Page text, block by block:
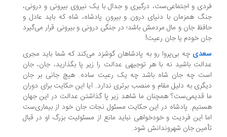
و اجتماعی‌ست، درگیری و جدال با یک نیروی بیرونی و درونی،
همزمان با دنیای درون و بیرونِ پادشاه، شاه که باید عادل و
جان و مال مردمش باشد؛ در جنگی درونی و بیرونی قرار می‌گیرد
خودم یا جان رعیت!
چه بی‌پروا رو به پادشاهان گوشزد می‌کند که شما باید مجری
باشید نه با هر توجیهی عدالت را زیر پا بگذارید، جان، جان
چه جان شاه باشد چه یک رعیت ساده. هیچ جانی بر جان
به دلیل مقام و منصب برتری ندارد. آیا این حکایت برای دوران
قدیمی‌ست؟ همچنان ما شاهد زیر پا گذاشتن عدالت در این جهان
پادشاه در این حکایت مسئول نجات جان خود از بیماری‌ست
این فردیت و خودخواهی نباید مانع از مسئولیت بزرگ او در قبال
جان شهروندانش شود.